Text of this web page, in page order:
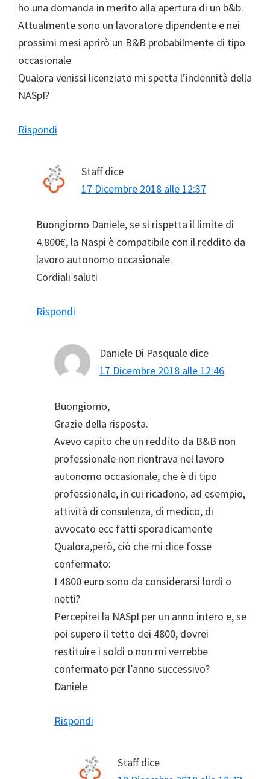
ho una domanda in merito alla apertura di un b&b.
Attualmente sono un lavoratore dipendente e nei
prossimi mesi aprirò un B&B probabilmente di tipo
occasionale
Qualora venissi licenziato mi spetta l’indennità della
NASpI?
Rispondi
Staff dice
17 Dicembre 2018 alle 12:37
Buongiorno Daniele, se si rispetta il limite di
4.800€, la Naspi è compatibile con il reddito da
lavoro autonomo occasionale.
Cordiali saluti
Rispondi
Daniele Di Pasquale dice
17 Dicembre 2018 alle 12:46
Buongiorno,
Grazie della risposta.
Avevo capito che un reddito da B&B non
professionale non rientrava nel lavoro
autonomo occasionale, che è di tipo
professionale, in cui ricadono, ad esempio,
attività di consulenza, di medico, di
avvocato ecc fatti sporadicamente
Qualora,però, ciò che mi dice fosse
confermato:
I 4800 euro sono da considerarsi lordi o
netti?
Percepirei la NASpI per un anno intero e, se
poi supero il tetto dei 4800, dovrei
restituire i soldi o non mi verrebbe
confermato per l’anno successivo?
Daniele
Rispondi
Staff dice